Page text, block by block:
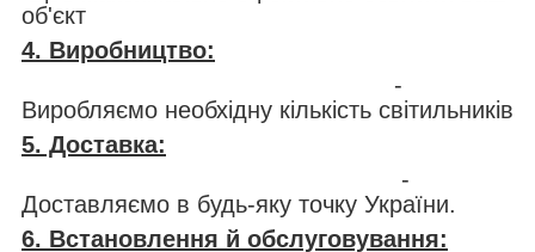
об'єкт
4. Виробництво:
-
Виробляємо необхідну кількість світильників
5. Доставка:
-
Доставляємо в будь-яку точку України.
6. Встановлення й обслуговування: